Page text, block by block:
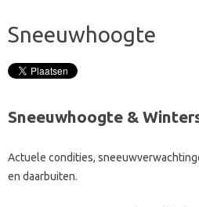
Sneeuwhoogte
Sneeuwhoogte &
Actuele condities,
en daarbuiten.